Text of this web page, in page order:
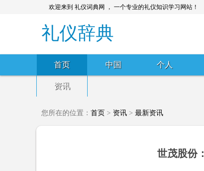
欢迎来到 礼仪词典网 ， 一个专业的礼仪知识学习网站！
礼仪辞典
首页 中国 个人
资讯
您所在的位置： 首页 > 资讯 > 最新资讯
世茂股份